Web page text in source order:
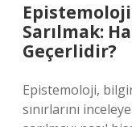
Sarılmak:
Geçerlidir?
Epistemoloji,
sınırlarını